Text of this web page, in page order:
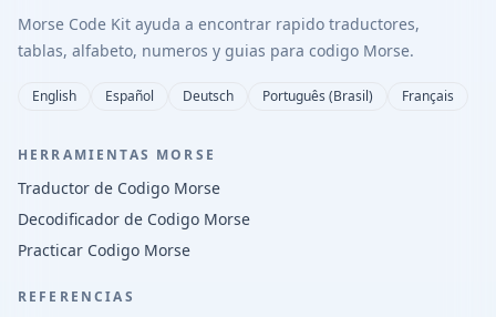
Morse Code Kit ayuda a encontrar rapido traductores,
tablas, alfabeto, numeros y guias para codigo Morse.
English Español Deutsch Português (Brasil) Français
HERRAMIENTAS MORSE
Traductor de Codigo Morse
Decodificador de Codigo Morse
Practicar Codigo Morse
REFERENCIAS